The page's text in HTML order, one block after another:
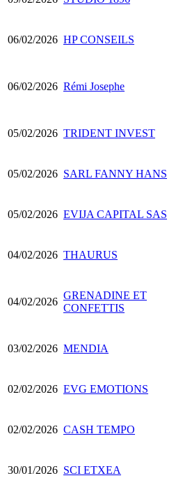
06/02/2026 HP CONSEILS
06/02/2026 Rémi Josephe
05/02/2026 TRIDENT INVEST
05/02/2026 SARL FANNY HANS
05/02/2026 EVIJA CAPITAL SAS
04/02/2026 THAURUS
04/02/2026
GRENADINE ET
CONFETTIS
03/02/2026 MENDIA
02/02/2026 EVG EMOTIONS
02/02/2026 CASH TEMPO
30/01/2026 SCI ETXEA